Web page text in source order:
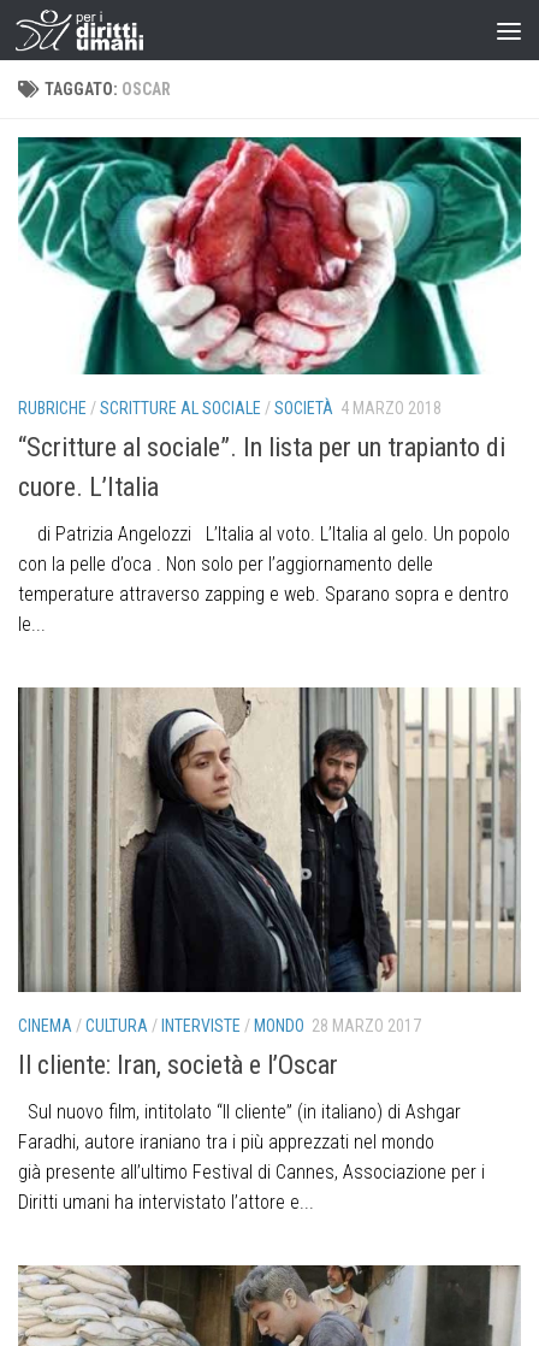
TAGGATO: OSCAR
RUBRICHE /SCRITTURE AL SOCIALE /SOCIETÀ 4 MARZO 2018
“Scritture al sociale”. In lista per un trapianto di
cuore. L’Italia
di Patrizia Angelozzi L’Italia al voto. L’Italia al gelo. Un popolo
con la pelle d’oca . Non solo per l’aggiornamento delle
temperature attraverso zapping e web. Sparano sopra e dentro
le...
CINEMA /CULTURA / INTERVISTE / MONDO 28 MARZO 2017
Il cliente: Iran, società e l’Oscar
Sul nuovo film, intitolato “Il cliente” (in italiano) di Ashgar
Faradhi, autore iraniano tra i più apprezzati nel mondo
già presente all’ultimo Festival di Cannes, Associazione per i
Diritti umani ha intervistato l’attore e...